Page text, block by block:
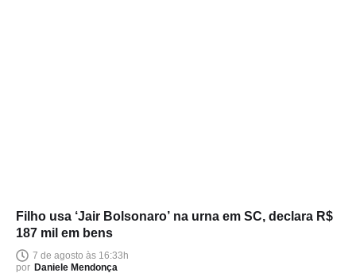
Filho usa ‘Jair Bolsonaro’ na urna em SC, declara R$
187 mil em bens
7 de agosto às 16:33h
por Daniele Mendonça